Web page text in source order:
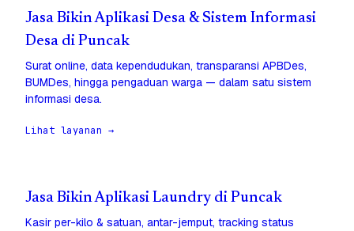
Jasa Bikin Aplikasi Desa & Sistem Informasi
Desa di Puncak
Surat online, data kependudukan, transparansi APBDes,
BUMDes, hingga pengaduan warga — dalam satu sistem
informasi desa.
Lihat layanan →
Jasa Bikin Aplikasi Laundry di Puncak
Kasir per-kilo & satuan, antar-jemput, tracking status